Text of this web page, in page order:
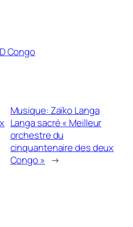
Congo
Musique: Zaïko Langa
Langa sacré « Meilleur
orchestre du
cinquantenaire des deux
Congo » →